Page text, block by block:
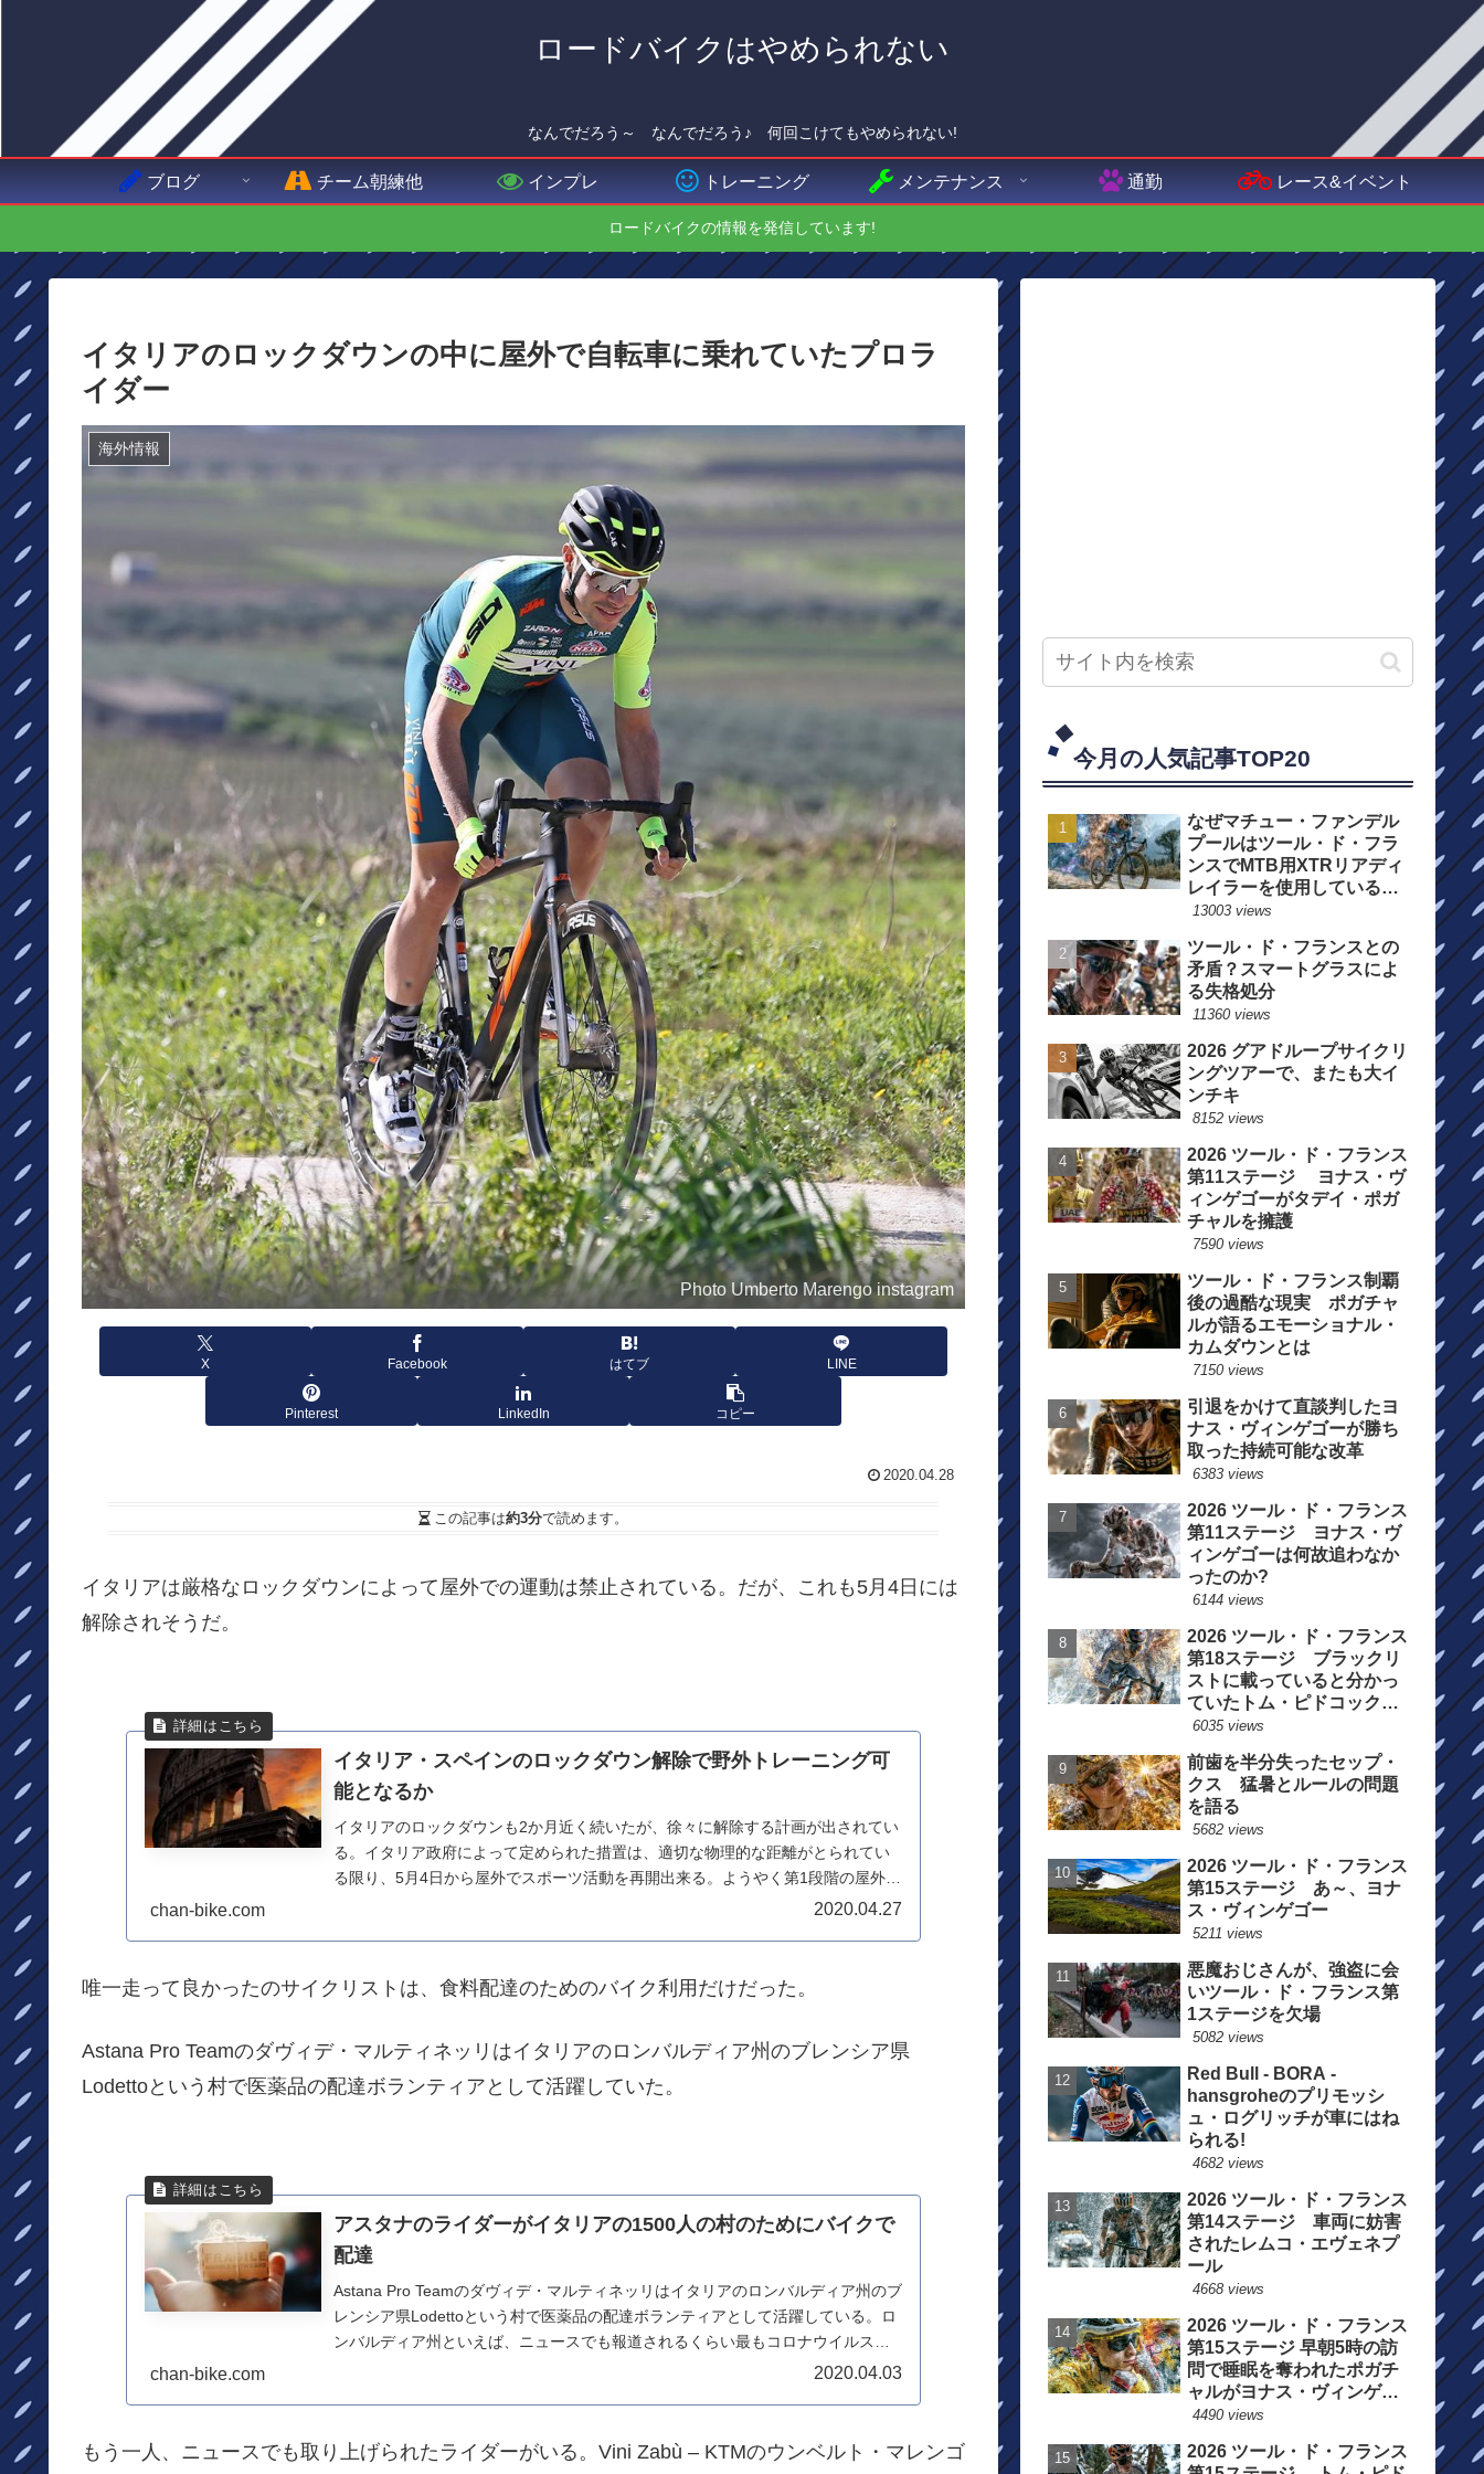
ロードバイクはやめられない
なんでだろう～ なんでだろう♪ 何回こけてもやめられない!
ブログ チーム朝練他 インプレ トレーニング メンテナンス 通勤 レース&イベント
ロードバイクの情報を発信しています!
イタリアのロックダウンの中に屋外で自転車に乗れていたプロラ
イダー
海外情報
Photo Umberto Marengo instagram
X Facebook はてブ LINE
Pinterest LinkedIn コピー
2020.04.28
この記事は約3分で読めます。
イタリアは厳格なロックダウンによって屋外での運動は禁止されている。だが、これも5月4日には
解除されそうだ。
イタリア・スペインのロックダウン解除で野外トレーニング可
能となるか
イタリアのロックダウンも2か月近く続いたが、徐々に解除する計画が出されてい
る。イタリア政府によって定められた措置は、適切な物理的な距離がとられてい
る限り、5月4日から屋外でスポーツ活動を再開出来る。ようやく第1段階の屋外で
chan-bike.com 2020.04.27
唯一走って良かったのサイクリストは、食料配達のためのバイク利用だけだった。
Astana Pro Teamのダヴィデ・マルティネッリはイタリアのロンバルディア州のブレンシア県
Lodettoという村で医薬品の配達ボランティアとして活躍していた。
アスタナのライダーがイタリアの1500人の村のためにバイクで
配達
Astana Pro Teamのダヴィデ・マルティネッリはイタリアのロンバルディア州のブ
レンシア県Lodettoという村で医薬品の配達ボランティアとして活躍している。ロ
ンバルディア州といえば、ニュースでも報道されるくらい最もコロナウイルス
chan-bike.com 2020.04.03
もう一人、ニュースでも取り上げられたライダーがいる。Vini Zabù – KTMのウンベルト・マレンゴ
今月の人気記事TOP20
なぜマチュー・ファンデル
プールはツール・ド・フラ
ンスでMTB用XTRリアディ
レイラーを使用しているの
か？
13003 views
ツール・ド・フランスとの
矛盾？スマートグラスによ
る失格処分
11360 views
2026 グアドループサイクリ
ングツアーで、またも大イ
ンチキ
8152 views
2026 ツール・ド・フランス
第11ステージ ヨナス・ヴ
ィンゲゴーがタデイ・ポガ
チャルを擁護
7590 views
ツール・ド・フランス制覇
後の過酷な現実 ポガチャ
ルが語るエモーショナル・
カムダウンとは
7150 views
引退をかけて直談判したヨ
ナス・ヴィンゲゴーが勝ち
取った持続可能な改革
6383 views
2026 ツール・ド・フランス
第11ステージ ヨナス・ヴ
ィンゲゴーは何故追わなか
ったのか?
6144 views
2026 ツール・ド・フランス
第18ステージ ブラックリ
ストに載っていると分かっ
ていたトム・ピドコックは
総合順位死守に
6035 views
前歯を半分失ったセップ・
クス 猛暑とルールの問題
を語る
5682 views
2026 ツール・ド・フランス
第15ステージ あ～、ヨナ
ス・ヴィンゲゴー
5211 views
悪魔おじさんが、強盗に会
いツール・ド・フランス第
1ステージを欠場
5082 views
Red Bull - BORA -
hansgroheのプリモッシ
ュ・ログリッチが車にはね
られる!
4682 views
2026 ツール・ド・フランス
第14ステージ 車両に妨害
されたレムコ・エヴェネプ
ール
4668 views
2026 ツール・ド・フランス
第15ステージ 早朝5時の訪
問で睡眠を奪われたポガチ
ャルがヨナス・ヴィンゲゴ
ーの離脱を惜しむ
4490 views
2026 ツール・ド・フランス